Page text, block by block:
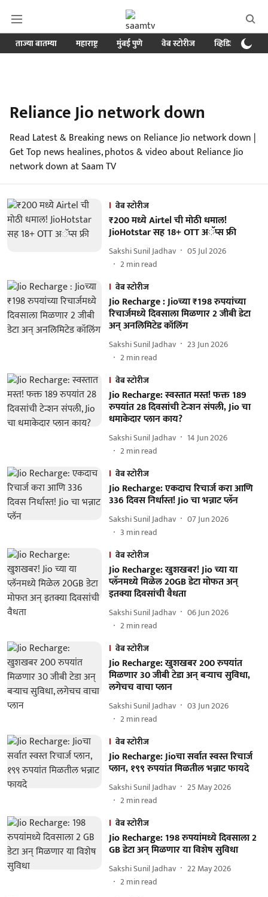
ताज्या बातम्या महाराष्ट्र मुंबई पुणे वेब स्टोरीज व्हिडिओ
Reliance Jio network down
Read Latest & Breaking news on Reliance Jio network down |
Get Top news healines, photos & video about Reliance Jio
network down at Saam TV
वेब स्टोरीज
₹200 मध्ये Airtel ची मोठी धमाल!
JioHotstar सह 18+ OTT अॅप्स फ्री
Sakshi Sunil Jadhav
05 Jul 2026
2min read
वेब स्टोरीज
Jio Recharge : Jioच्या ₹198 रुपयांच्या
रिचार्जमध्ये दिवसाला मिळणार 2 जीबी डेटा
अन् अनलिमिटेड कॉलिंग
Sakshi Sunil Jadhav
23 Jun 2026
2min read
वेब स्टोरीज
Jio Recharge: स्वस्तात मस्त! फक्त 189
रुपयांत 28 दिवसांची टेन्शन संपली, Jio चा
धमाकेदार प्लान काय?
Sakshi Sunil Jadhav
14 Jun 2026
2min read
वेब स्टोरीज
Jio Recharge: एकदाच रिचार्ज करा आणि
336 दिवस निर्धास्त! Jio चा भन्नाट प्लॅन
Sakshi Sunil Jadhav
07 Jun 2026
3 min read
वेब स्टोरीज
Jio Recharge: खुशखबर! Jio च्या या
प्लॅनमध्ये मिळेल 20GB डेटा मोफत अन्
इतक्या दिवसांची वैधता
Sakshi Sunil Jadhav
06 Jun 2026
2min read
वेब स्टोरीज
Jio Recharge: खुशखबर 200 रुपयांत
मिळणार 30 जीबी टेडा अन् बऱ्याच सुविधा,
लगेचच वाचा प्लान
Sakshi Sunil Jadhav
03 Jun 2026
2min read
वेब स्टोरीज
Jio Recharge: Jioचा सर्वात स्वस्त रिचार्ज
प्लान, १९९ रुपयांत मिळतील भन्नाट फायदे
Sakshi Sunil Jadhav
25 May 2026
2min read
वेब स्टोरीज
Jio Recharge: 198 रुपयांमध्ये दिवसाला 2
GB डेटा अन् मिळणार या विशेष सुविधा
Sakshi Sunil Jadhav
22 May 2026
2min read